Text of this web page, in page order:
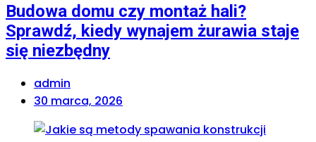
Budowa domu czy montaż hali?
Sprawdź, kiedy wynajem żurawia staje
się niezbędny
admin
30 marca, 2026